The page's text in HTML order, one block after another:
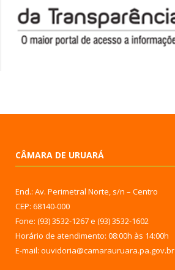
CÂMARA DE URUARÁ
End.: Av. Perimetral Norte, s/n – Centro
CEP: 68140-000
Fone: (93) 3532-1267 e (93) 3532-1602
Horário de atendimento: 08:00h às 14:00h
E-mail: ouvidoria@camarauruara.pa.gov.br